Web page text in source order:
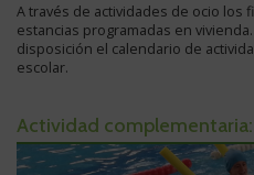
A través de actividades de ocio los
estancias programadas en
disposición el calendario de
escolar.
Actividad